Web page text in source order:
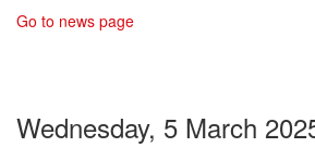
Go to news page
Wednesday, 5 March